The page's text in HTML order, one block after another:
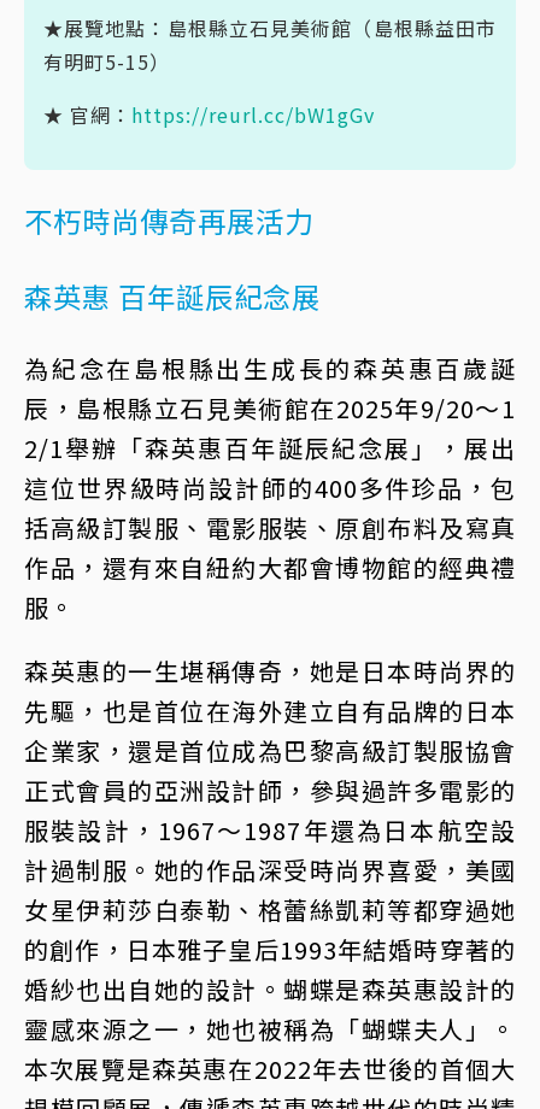
★展覽地點： 島根縣立石見美術館（島根縣益田市
有明町5-15）
★ 官網： https://reurl.cc/bW1gGv
不朽時尚傳奇再展活力
森英惠 百年誕辰紀念展
為紀念在島根縣出生成長的森英惠百歲誕
辰，島根縣立石見美術館在2025年9/20～1
2/1舉辦「森英惠百年誕辰紀念展」，展出
這位世界級時尚設計師的400多件珍品，包
括高級訂製服、電影服裝、原創布料及寫真
作品，還有來自紐約大都會博物館的經典禮
服。
森英惠的一生堪稱傳奇，她是日本時尚界的
先驅，也是首位在海外建立自有品牌的日本
企業家，還是首位成為巴黎高級訂製服協會
正式會員的亞洲設計師，參與過許多電影的
服裝設計，1967～1987年還為日本航空設
計過制服。她的作品深受時尚界喜愛，美國
女星伊莉莎白泰勒、格蕾絲凱莉等都穿過她
的創作，日本雅子皇后1993年結婚時穿著的
婚紗也出自她的設計。蝴蝶是森英惠設計的
靈感來源之一，她也被稱為「蝴蝶夫人」。
本次展覽是森英惠在2022年去世後的首個大